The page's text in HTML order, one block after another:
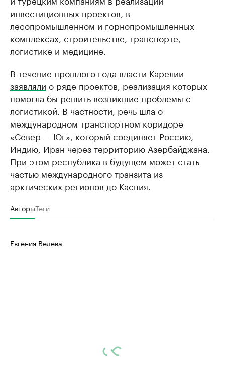
инвестиционных проектов, в
лесопромышленном и горнопромышленных
комплексах, строительстве, транспорте,
логистике и медицине.
В течение прошлого года власти Карелии
заявляли о ряде проектов, реализация которых
помогла бы решить возникшие проблемы с
логистикой. В частности, речь шла о
международном транспортном коридоре
«Север — Юг», который соединяет Россию,
Индию, Иран через территорию Азербайджана.
При этом республика в будущем может стать
частью международного транзита из
арктических регионов до Каспия.
АвторыТеги
Евгения Велева